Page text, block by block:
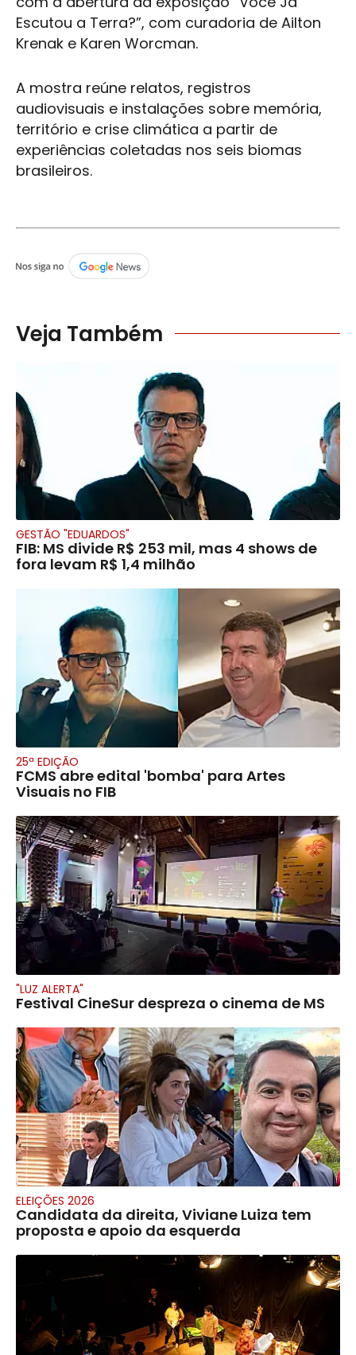
Escutou a Terra?”, com curadoria de Ailton
Krenak e Karen Worcman.
A mostra reúne relatos, registros
audiovisuais e instalações sobre memória,
território e crise climática a partir de
experiências coletadas nos seis biomas
brasileiros.
Veja Também
GESTÃO "EDUARDOS"
FIB: MS divide R$ 253 mil, mas 4 shows de
fora levam R$ 1,4 milhão
25ª EDIÇÃO
FCMS abre edital 'bomba' para Artes
Visuais no FIB
"LUZ ALERTA"
Festival CineSur despreza o cinema de MS
ELEIÇÕES 2026
Candidata da direita, Viviane Luiza tem
proposta e apoio da esquerda